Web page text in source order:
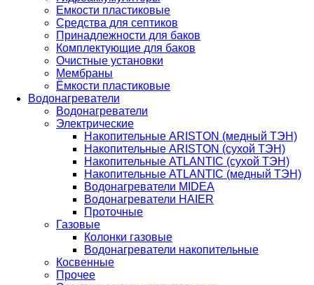
Емкости пластиковые
Средства для септиков
Принадлежности для баков
Комплектующие для баков
Очистные установки
Мембраны
Ёмкости пластиковые
Водонагреватели
Водонагреватели
Электрические
Накопительные ARISTON (медный ТЭН)
Накопительные ARISTON (сухой ТЭН)
Накопительные ATLANTIC (сухой ТЭН)
Накопительные ATLANTIC (медный ТЭН)
Водонагреватели MIDEA
Водонагреватели HAIER
Проточные
Газовые
Колонки газовые
Водонагреватели накопительные
Косвенные
Прочее